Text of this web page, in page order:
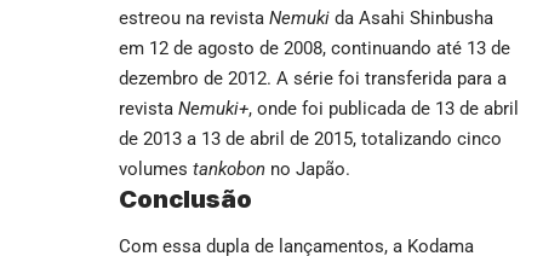
estreou na revista Nemuki da Asahi Shinbusha
em 12 de agosto de 2008, continuando até 13 de
dezembro de 2012. A série foi transferida para a
revista Nemuki+, onde foi publicada de 13 de abril
de 2013 a 13 de abril de 2015, totalizando cinco
volumes tankobon no Japão.
Conclusão
Com essa dupla de lançamentos, a Kodama